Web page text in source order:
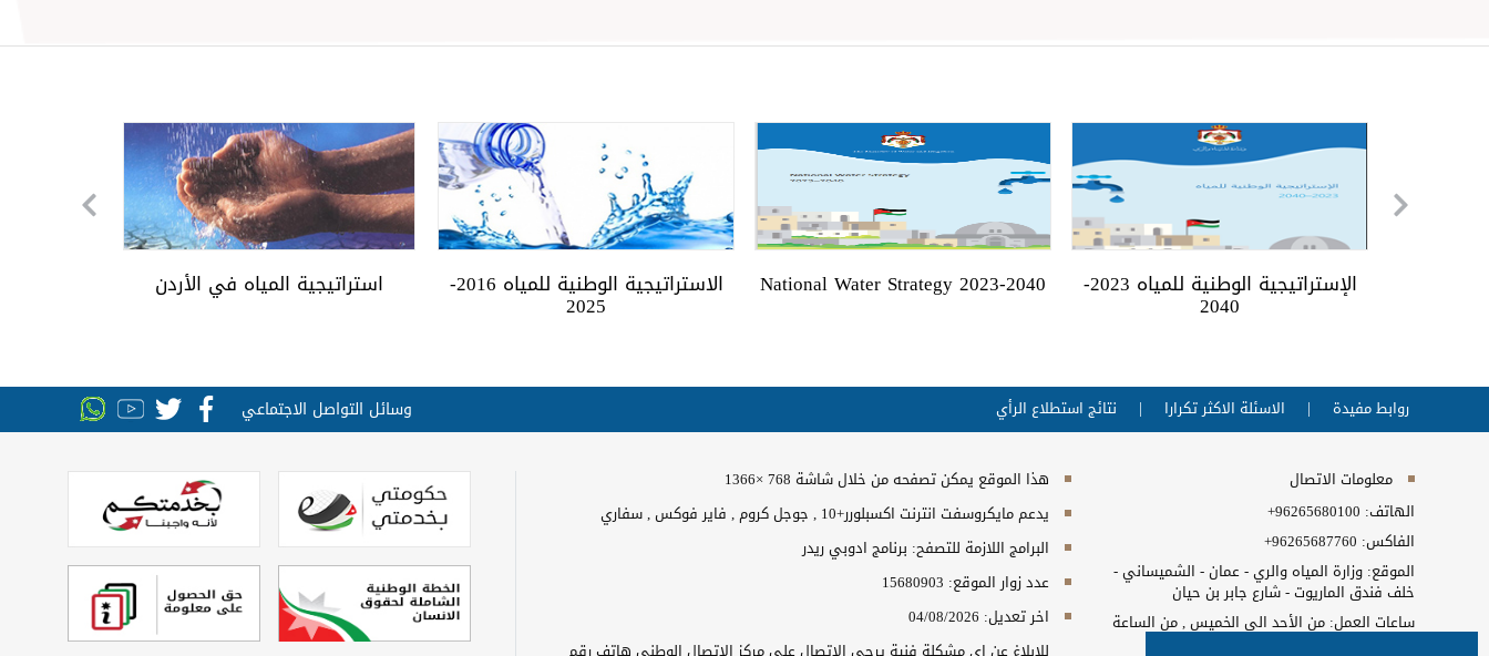
الخطط الاستراتيجية
الإعتداءات على شبكات المياه
حقائق وأرقام
الموازنة المائية
السدود
الخطط الاستراتيجية
الإستراتيجية الوطنية للمياه 2023-
2040
National Water Strategy 2023-2040 الاستراتيجية الوطنية للمياه 2016-
2025
استراتيجية المياه في الأردن
روابط مفيدة الاسئلة الاكثر تكرارا نتائج استطلاع الرأي وسائل التواصل الاجتماعي
معلومات الاتصال
الهاتف: +96265680100
الفاكس: +96265687760
الموقع: وزارة المياه والري - عمان - الشميساني -
خلف فندق الماريوت - شارع جابر بن حيان
ساعات العمل: من الأحد الى الخميس , من الساعة
هذا الموقع يمكن تصفحه من خلال شاشة 768 ×1366
يدعم مايكروسفت انترنت اكسبلورر+10 , جوجل كروم , فاير فوكس , سفاري
البرامج اللازمة للتصفح: برنامج ادوبي ريدر
عدد زوار الموقع: 15680903
اخر تعديل: 04/08/2026